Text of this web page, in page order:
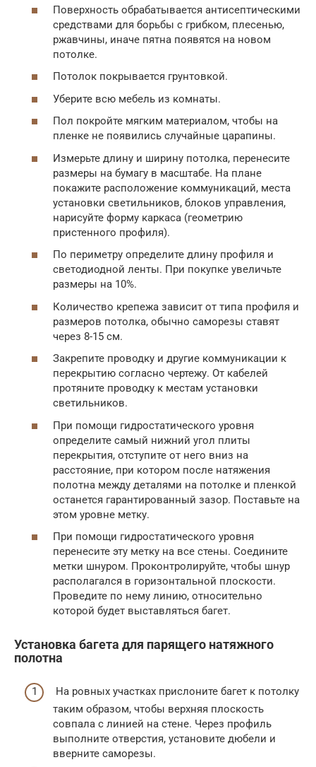
Поверхность обрабатывается антисептическими
средствами для борьбы с грибком, плесенью,
ржавчины, иначе пятна появятся на новом
потолке.
Потолок покрывается грунтовкой.
Уберите всю мебель из комнаты.
Пол покройте мягким материалом, чтобы на
пленке не появились случайные царапины.
Измерьте длину и ширину потолка, перенесите
размеры на бумагу в масштабе. На плане
покажите расположение коммуникаций, места
установки светильников, блоков управления,
нарисуйте форму каркаса (геометрию
пристенного профиля).
По периметру определите длину профиля и
светодиодной ленты. При покупке увеличьте
размеры на 10%.
Количество крепежа зависит от типа профиля и
размеров потолка, обычно саморезы ставят
через 8-15 см.
Закрепите проводку и другие коммуникации к
перекрытию согласно чертежу. От кабелей
протяните проводку к местам установки
светильников.
При помощи гидростатического уровня
определите самый нижний угол плиты
перекрытия, отступите от него вниз на
расстояние, при котором после натяжения
полотна между деталями на потолке и пленкой
останется гарантированный зазор. Поставьте на
этом уровне метку.
При помощи гидростатического уровня
перенесите эту метку на все стены. Соедините
метки шнуром. Проконтролируйте, чтобы шнур
располагался в горизонтальной плоскости.
Проведите по нему линию, относительно
которой будет выставляться багет.
Установка багета для парящего натяжного
полотна
На ровных участках прислоните багет к потолку
таким образом, чтобы верхняя плоскость
совпала с линией на стене. Через профиль
выполните отверстия, установите дюбели и
вверните саморезы.